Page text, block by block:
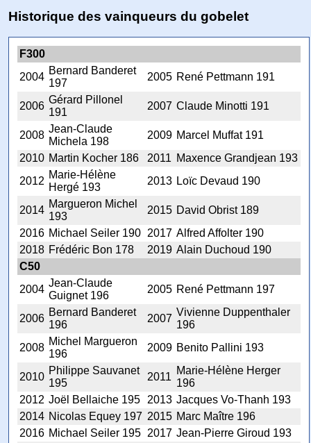
Historique des vainqueurs du gobelet
F300
2004
Bernard Banderet
197
2005 René Pettmann 191
2006
Gérard Pillonel
191
2007 Claude Minotti 191
2008
Jean-Claude
Michela 198
2009 Marcel Muffat 191
2010 Martin Kocher 186 2011 Maxence Grandjean 193
2012
Marie-Hélène
Hergé 193
2013 Loïc Devaud 190
2014
Margueron Michel
193
2015 David Obrist 189
2016 Michael Seiler 190 2017 Alfred Affolter 190
2018 Frédéric Bon 178 2019 Alain Duchoud 190
C50
2004
Jean-Claude
Guignet 196
2005 René Pettmann 197
2006
Bernard Banderet
196
2007
Vivienne Duppenthaler
196
2008
Michel Margueron
196
2009 Benito Pallini 193
2010
Philippe Sauvanet
195
2011
Marie-Hélène Herger
196
2012 Joël Bellaiche 195 2013 Jacques Vo-Thanh 193
2014 Nicolas Equey 197 2015 Marc Maître 196
2016 Michael Seiler 195 2017 Jean-Pierre Giroud 193